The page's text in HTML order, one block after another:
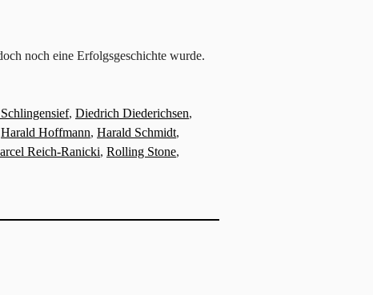
noch eine Erfolgsgeschichte wurde.
, Diedrich Diederichsen,
Harald Hoffmann, Harald Schmidt,
Reich-Ranicki, Rolling Stone,